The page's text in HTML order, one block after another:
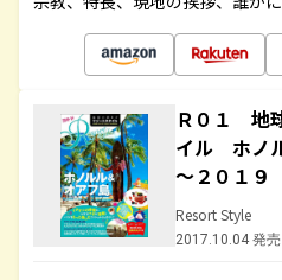
Ｒ０１ 地
イル ホノ
～２０１９
Resort Style
2017.10.04 発売